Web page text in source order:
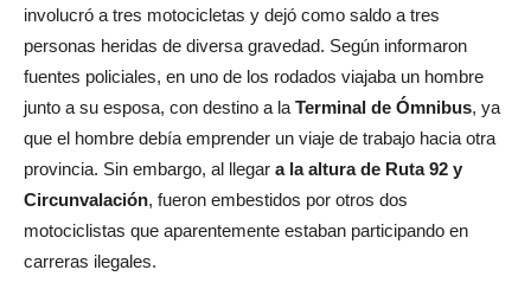
involucró a tres motocicletas y dejó como saldo a tres
personas heridas de diversa gravedad. Según informaron
fuentes policiales, en uno de los rodados viajaba un hombre
junto a su esposa, con destino a la Terminal de Ómnibus, ya
que el hombre debía emprender un viaje de trabajo hacia otra
provincia. Sin embargo, al llegar a la altura de Ruta 92 y
Circunvalación, fueron embestidos por otros dos
motociclistas que aparentemente estaban participando en
carreras ilegales.